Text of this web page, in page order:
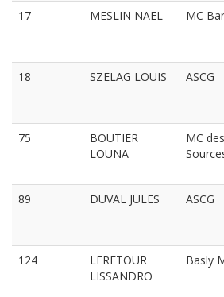
17 MESLIN NAEL MC
18 SZELAG LOUIS ASCG
75
BOUTIER
LOUNA
MC des
89 DUVAL JULES ASCG
124
LERETOUR
LISSANDRO
Basly